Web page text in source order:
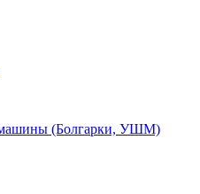
(Болгарки, УШМ)